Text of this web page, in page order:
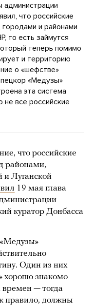
администрации
что российские
и районами
то есть займутся
теперь помимо
и территорию
о «шефстве»
«Медузы»
эта система
не все российские
что российские
районами,
Луганской
19 мая глава
куратор Донбасса
Один из них
хорошо знакомо
времен — тогда
правило, должны